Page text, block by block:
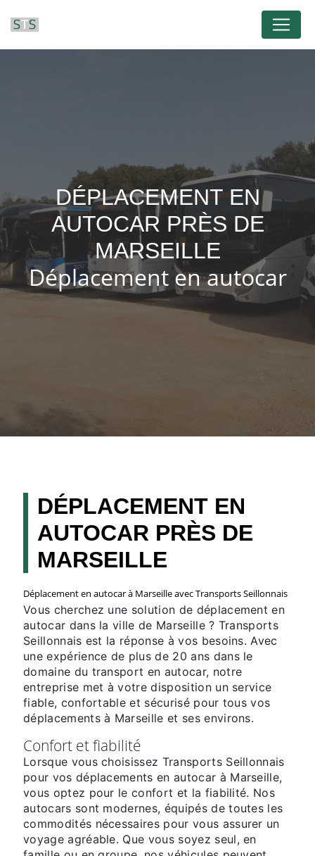
DÉPLACEMENT EN
AUTOCAR PRÈS DE
MARSEILLE
Déplacement en autocar
DÉPLACEMENT EN
AUTOCAR PRÈS DE
MARSEILLE
Déplacement en autocar à Marseille avec Transports Seillonnais
Vous cherchez une solution de déplacement en
autocar dans la ville de Marseille ? Transports
Seillonnais est la réponse à vos besoins. Avec
une expérience de plus de 20 ans dans le
domaine du transport en autocar, notre
entreprise met à votre disposition un service
fiable, confortable et sécurisé pour tous vos
déplacements à Marseille et ses environs.
Confort et fiabilité
Lorsque vous choisissez Transports Seillonnais
pour vos déplacements en autocar à Marseille,
vous optez pour le confort et la fiabilité. Nos
autocars sont modernes, équipés de toutes les
commodités nécessaires pour vous assurer un
voyage agréable. Que vous soyez seul, en